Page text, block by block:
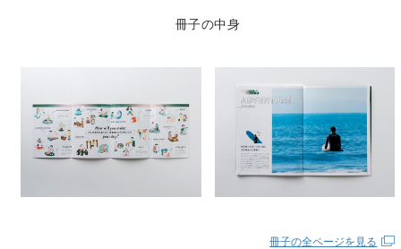
冊子の中身
冊子の全ページを見る